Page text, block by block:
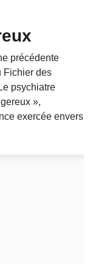
précédente
Fichier des
psychiatre
»,
exercée envers